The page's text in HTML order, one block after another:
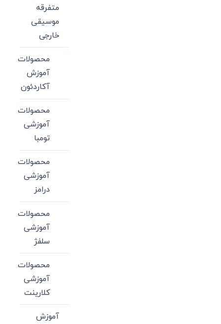
متفرقه
موسیقی
خارجی
محصولات
آموزش
آکاردئون
محصولات
آموزشی
تومبا
محصولات
آموزشی
درامز
محصولات
آموزشی
سلفژ
محصولات
آموزشی
کلارینت
آموزش